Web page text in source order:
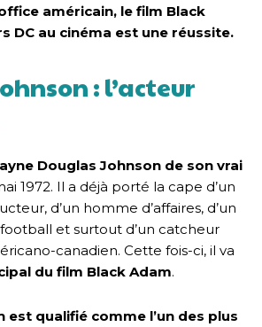
américain, le film Black
DC au cinéma est une réussite.
: l’acteur
Douglas Johnson de son vrai
1972. Il a déjà porté la cape d’un
d’un homme d’affaires, d’un
et surtout d’un catcheur
canadien. Cette fois-ci, il va
du film Black Adam.
est qualifié comme l’un des plus